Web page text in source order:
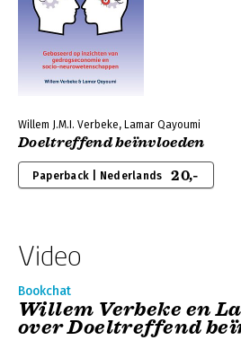
Willem J.M.I. Verbeke, Lamar Qayoumi
Doeltreffend beïnvloeden
Paperback | Nederlands 20,-
Video
Bookchat
Willem Verbeke en
over Doeltreffend